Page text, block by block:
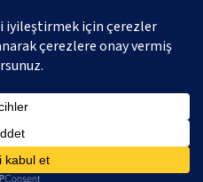
FAALIYETLER ORGANIZASYONUDUR,
SAKLIDIR.